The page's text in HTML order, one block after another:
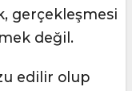
gerçekleşmesi
değil.
edilir olup